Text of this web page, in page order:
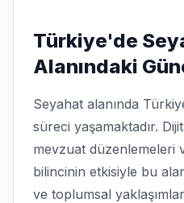
Türkiye'de
Alanındaki
Seyahat alanında
süreci yaşamaktadır.
mevzuat düzenlemeleri
bilincinin etkisiyle bu
ve toplumsal